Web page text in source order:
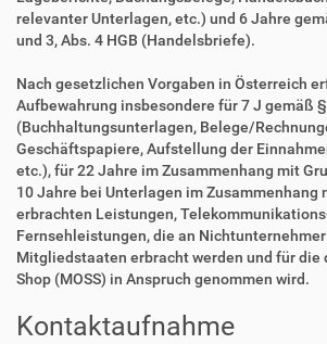
relevanter Unterlagen, etc.) und 6 Jahre
und 3, Abs. 4 HGB (Handelsbriefe).
Nach gesetzlichen Vorgaben in Österreich
Aufbewahrung insbesondere für 7 J gemäß §
(Buchhaltungsunterlagen, Belege/
Geschäftspapiere, Aufstellung der
etc.), für 22 Jahre im Zusammenhang mit
10 Jahre bei Unterlagen im Zusammenhang
erbrachten Leistungen,
Fernsehleistungen, die an Nichtunternehmer
Mitgliedstaaten erbracht werden und für die
Shop (MOSS) in Anspruch genommen wird.
Kontaktaufnahme